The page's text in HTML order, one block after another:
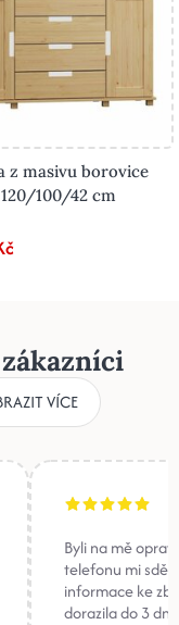
z masivu borovice
100/42 cm
VÍCE
Byli na mě
telefonu mi
informace ke
dorazila do 3